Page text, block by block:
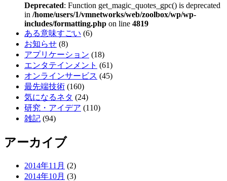
Deprecated: Function get_magic_quotes_gpc() is deprecated
in /home/users/1/vmnetworks/web/zoolbox/wp/wp-
includes/formatting.php on line 4819
ある意味すごい (6)
お知らせ (8)
アプリケーション (18)
エンタテインメント (61)
オンラインサービス (45)
最先端技術 (160)
気になるネタ (24)
研究・アイデア (110)
雑記 (94)
アーカイブ
2014年11月 (2)
2014年10月 (3)